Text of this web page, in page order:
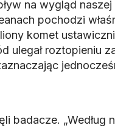
na wygląd
pochodzi
komet
ulegał roztopieniu
badacze. „Według